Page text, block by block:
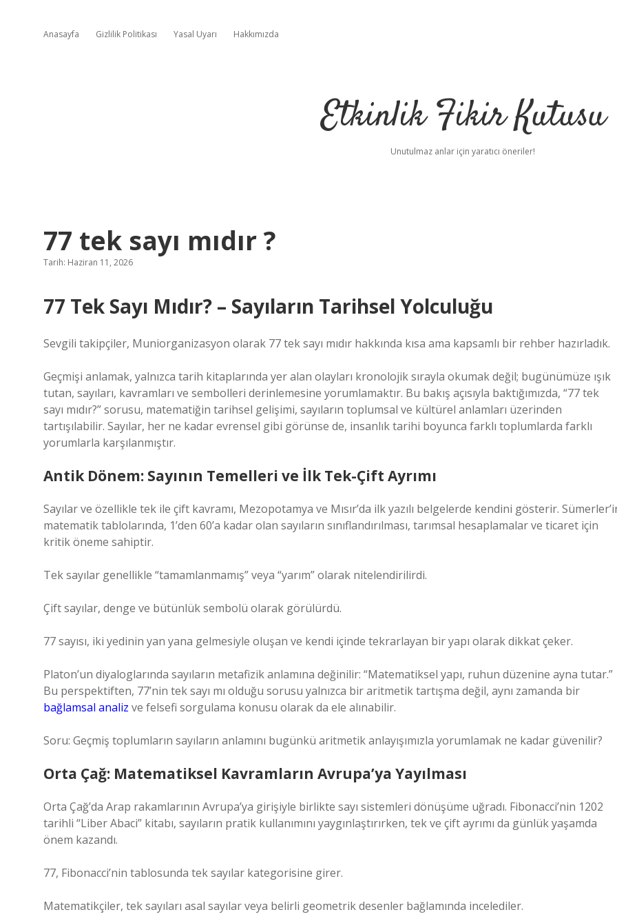
Anasayfa Gizlilik Politikası Yasal Uyarı Hakkımızda
Etkinlik Fikir Kutusu
Unutulmaz anlar için yaratıcı öneriler!
77 tek sayı mıdır ?
Tarih: Haziran 11, 2026
77 Tek Sayı Mıdır? – Sayıların Tarihsel Yolculuğu
Sevgili takipçiler, Muniorganizasyon olarak 77 tek sayı mıdır hakkında kısa ama kapsamlı bir rehber hazırladık.
Geçmişi anlamak, yalnızca tarih kitaplarında yer alan olayları kronolojik sırayla okumak değil; bugünümüze ışık
tutan, sayıları, kavramları ve sembolleri derinlemesine yorumlamaktır. Bu bakış açısıyla baktığımızda, “77 tek
sayı mıdır?” sorusu, matematiğin tarihsel gelişimi, sayıların toplumsal ve kültürel anlamları üzerinden
tartışılabilir. Sayılar, her ne kadar evrensel gibi görünse de, insanlık tarihi boyunca farklı toplumlarda farklı
yorumlarla karşılanmıştır.
Antik Dönem: Sayının Temelleri ve İlk Tek-Çift Ayrımı
Sayılar ve özellikle tek ile çift kavramı, Mezopotamya ve Mısır’da ilk yazılı belgelerde kendini gösterir.
matematik tablolarında, 1’den 60’a kadar olan sayıların sınıflandırılması, tarımsal hesaplamalar ve ticaret için
kritik öneme sahiptir.
Tek sayılar genellikle “tamamlanmamış” veya “yarım” olarak nitelendirilirdi.
Çift sayılar, denge ve bütünlük sembolü olarak görülürdü.
77 sayısı, iki yedinin yan yana gelmesiyle oluşan ve kendi içinde tekrarlayan bir yapı olarak dikkat çeker.
Platon’un diyaloglarında sayıların metafizik anlamına değinilir: “Matematiksel yapı, ruhun düzenine ayna tutar.”
Bu perspektiften, 77’nin tek sayı mı olduğu sorusu yalnızca bir aritmetik tartışma değil, aynı zamanda bir
bağlamsal analiz ve felsefi sorgulama konusu olarak da ele alınabilir.
Soru: Geçmiş toplumların sayıların anlamını bugünkü aritmetik anlayışımızla yorumlamak ne kadar güvenilir?
Orta Çağ: Matematiksel Kavramların Avrupa’ya Yayılması
Orta Çağ’da Arap rakamlarının Avrupa’ya girişiyle birlikte sayı sistemleri dönüşüme uğradı. Fibonacci’nin 1202
tarihli “Liber Abaci” kitabı, sayıların pratik kullanımını yaygınlaştırırken, tek ve çift ayrımı da günlük yaşamda
önem kazandı.
77, Fibonacci’nin tablosunda tek sayılar kategorisine girer.
Matematikçiler, tek sayıları asal sayılar veya belirli geometrik desenler bağlamında incelediler.